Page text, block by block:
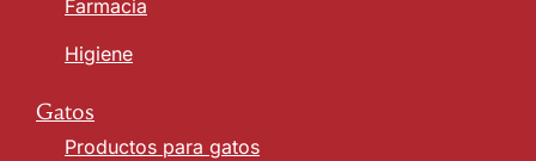
Farmacia
Higiene
Gatos
Productos para gatos